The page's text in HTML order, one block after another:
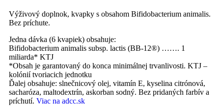
Výživový doplnok, kvapky s obsahom Bifidobacterium animalis.
Bez príchute.
Jedna dávka (6 kvapiek) obsahuje:
Bifidobacterium animalis subsp. lactis (BB-12®) ……. 1
miliarda* KTJ
*Obsah je garantovaný do konca minimálnej trvanlivosti. KTJ –
kolónií tvoriacich jednotku
Ďalej obsahuje: slnečnicový olej, vitamín E, kyselina citrónová,
sacharóza, maltodextrín, askorban sodný. Bez pridaných farbív a
príchutí. Viac na adcc.sk